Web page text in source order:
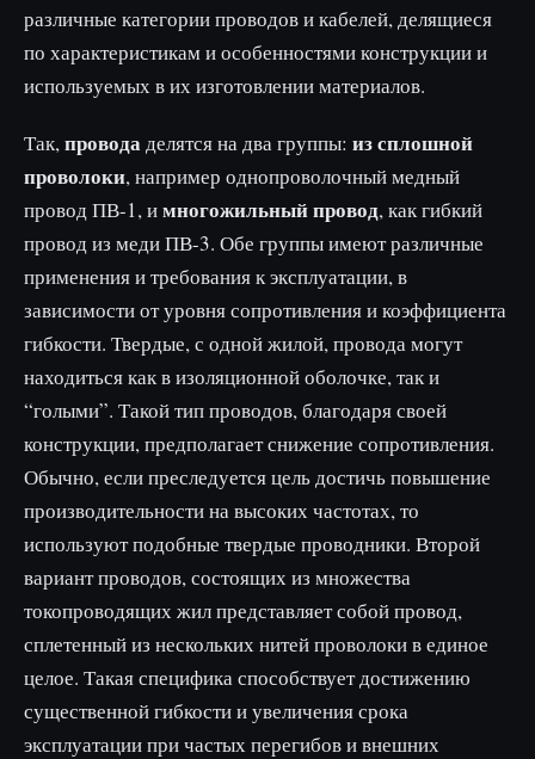
различные категории проводов и кабелей, делящиеся
по характеристикам и особенностями конструкции и
используемых в их изготовлении материалов.
Так,проводаделятся на два группы: из сплошной
проволоки, например однопроволочный медный
провод ПВ-1, имногожильный провод, как гибкий
провод из меди ПВ-3. Обе группы имеют различные
применения и требования к эксплуатации, в
зависимости от уровня сопротивления и коэффициента
гибкости. Твердые, с одной жилой, провода могут
находиться как в изоляционной оболочке, так и
“голыми”. Такой тип проводов, благодаря своей
конструкции, предполагает снижение сопротивления.
Обычно, если преследуется цель достичь повышение
производительности на высоких частотах, то
используют подобные твердые проводники. Второй
вариант проводов, состоящих из множества
токопроводящих жил представляет собой провод,
сплетенный из нескольких нитей проволоки в единое
целое. Такая специфика способствует достижению
существенной гибкости и увеличения срока
эксплуатации при частых перегибов и внешних